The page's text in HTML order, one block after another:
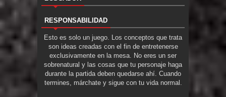
RESPONSABILIDAD
Esto es solo un juego. Los conceptos que trata
son ideas creadas con el fin de entretenerse
exclusivamente en la mesa. No eres un ser
sobrenatural y las cosas que tu personaje haga
durante la partida deben quedarse ahí. Cuando
termines, márchate y sigue con tu vida normal.